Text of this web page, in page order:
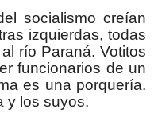
socialismo creían
izquierdas, todas
río Paraná. Votitos
funcionarios de un
es una porquería.
y los suyos.